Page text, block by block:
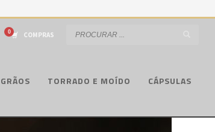
COMPRAS
GRÃOS TORRADO E MOÍDO CÁPSULAS